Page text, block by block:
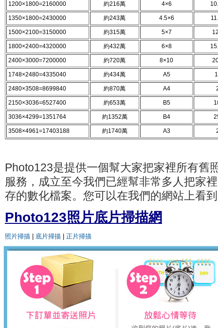
1200×1800=2160000 約216萬 4×6
1350×1800=2430000 約243萬 4.5×6
1500×2100=3150000 約315萬 5×7
1800×2400=4320000 約432萬 6×8
2400×3000=7200000 約720萬 8×10
1748×2480=4335040 約434萬 A5
2480×3508=8699840 約870萬 A4
2150×3036=6527400 約653萬 B5
3036×4299=1351764 約1352萬 B4
3508×4961=17403188 約1740萬 A3
Photo123是提供一個幫大家把家裡所有舊
服務，成立至今我們已經幫非常多人把家
存的數化檔案。您可以在我們的網站上看
Photo123照片底片掃描網
照片掃描 底片掃描 正片掃描